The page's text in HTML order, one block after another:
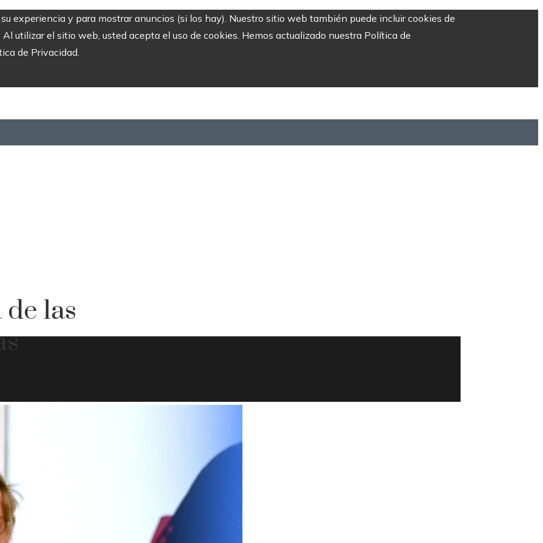
experiencia y para mostrar anuncios (si los hay). Nuestro sitio web también puede incluir cookies de
utilizar el sitio web, usted acepta el uso de cookies. Hemos actualizado nuestra Política de
de Privacidad.
las